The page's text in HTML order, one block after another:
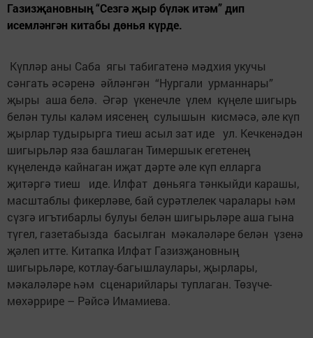
Газизҗановның “Сезгә җыр бүләк итәм” дип
исемләнгән китабы дөнья күрде.
Күпләр аны Саба ягы табигатенә мәдхия укучы
сәнгать әсәренә әйләнгән “Нургали урманнары”
җыры аша белә. Әгәр үкенечле үлем күңеле шигырь
белән тулы каләм иясенең сулышын кисмәсә, әле күп
җырлар тудырырга тиеш асыл зат иде ул. Кечкенәдән
шигырьләр яза башлаган Тимершык егетенең
күңелендә кайнаган иҗат дәрте әле күп елларга
җитәргә тиеш иде. Илфат дөньяга тәнкыйди карашы,
масштаблы фикерләве, бай сурәтлелек чаралары һәм
сүзгә игътибарлы булуы белән шигырьләре аша гына
түгел, газетабызда басылган мәкаләләре белән үзенә
җәлеп итте. Китапка Илфат Газизҗановның
шигырьләре, котлау-багышлаулары, җырлары,
мәкаләләре һәм сценарийлары туплаган. Төзүче-
мөхәррире – Рәйсә Имамиева.